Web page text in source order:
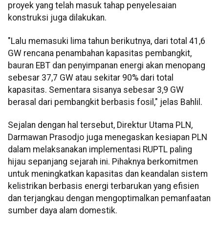
proyek yang telah masuk tahap penyelesaian
konstruksi juga dilakukan.
"Lalu memasuki lima tahun berikutnya, dari total 41,6
GW rencana penambahan kapasitas pembangkit,
bauran EBT dan penyimpanan energi akan menopang
sebesar 37,7 GW atau sekitar 90% dari total
kapasitas. Sementara sisanya sebesar 3,9 GW
berasal dari pembangkit berbasis fosil," jelas Bahlil.
Sejalan dengan hal tersebut, Direktur Utama PLN,
Darmawan Prasodjo juga menegaskan kesiapan PLN
dalam melaksanakan implementasi RUPTL paling
hijau sepanjang sejarah ini. Pihaknya berkomitmen
untuk meningkatkan kapasitas dan keandalan sistem
kelistrikan berbasis energi terbarukan yang efisien
dan terjangkau dengan mengoptimalkan pemanfaatan
sumber daya alam domestik.